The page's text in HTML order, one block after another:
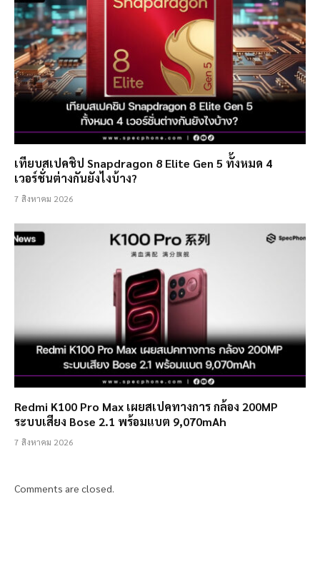
เทียบสเปคชิป Snapdragon 8 Elite Gen 5 ทั้งหมด 4
เวอร์ชั่นต่างกันยังไงบ้าง?
7 สิงหาคม 2026
Redmi K100 Pro Max เผยสเปคทางการ กล้อง 200MP
ระบบเสียง Bose 2.1 พร้อมแบต 9,070mAh
7 สิงหาคม 2026
Comments are closed.